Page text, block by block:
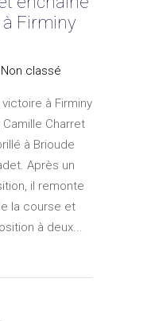
Firminy
Non classé
à Firminy
Charret
à Brioude
Après un
il remonte
la course et
à deux...